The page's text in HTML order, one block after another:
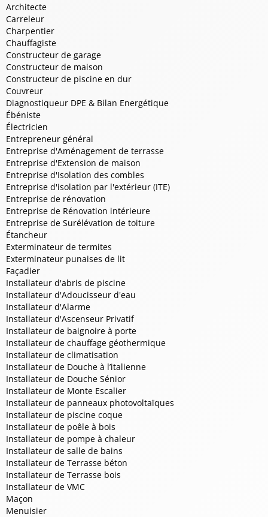
Architecte
Carreleur
Charpentier
Chauffagiste
Constructeur de garage
Constructeur de maison
Constructeur de piscine en dur
Couvreur
Diagnostiqueur DPE & Bilan Energétique
Ébéniste
Électricien
Entrepreneur général
Entreprise d'Aménagement de terrasse
Entreprise d'Extension de maison
Entreprise d'Isolation des combles
Entreprise d'isolation par l'extérieur (ITE)
Entreprise de rénovation
Entreprise de Rénovation intérieure
Entreprise de Surélévation de toiture
Étancheur
Exterminateur de termites
Exterminateur punaises de lit
Façadier
Installateur d'abris de piscine
Installateur d'Adoucisseur d'eau
Installateur d'Alarme
Installateur d'Ascenseur Privatif
Installateur de baignoire à porte
Installateur de chauffage géothermique
Installateur de climatisation
Installateur de Douche à l’italienne
Installateur de Douche Sénior
Installateur de Monte Escalier
Installateur de panneaux photovoltaïques
Installateur de piscine coque
Installateur de poêle à bois
Installateur de pompe à chaleur
Installateur de salle de bains
Installateur de Terrasse béton
Installateur de Terrasse bois
Installateur de VMC
Maçon
Menuisier